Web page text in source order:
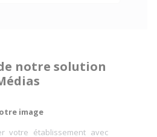
notre solution
image
votre établissement avec